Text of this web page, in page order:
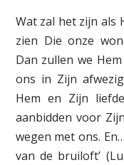
Wat zal het zijn als
zien Die onze
Dan zullen we
ons in Zijn
Hem en Zijn
aanbidden voor
wegen met ons.
van de bruiloft’